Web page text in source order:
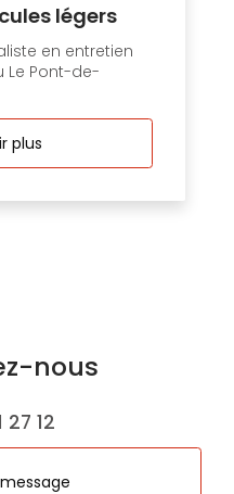
légers
en entretien
Le Pont-de-
plus
nous
27 12